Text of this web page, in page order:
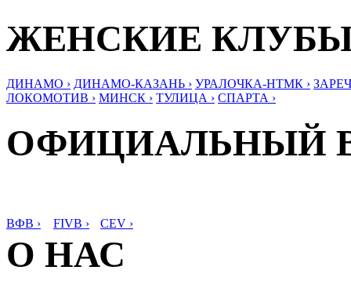
ЖЕНСКИЕ
ДИНАМО › ДИНАМО-КАЗАНЬ › УРАЛОЧКА-НТМК ›
ЛОКОМОТИВ › МИНСК › ТУЛИЦА › СПАРТА ›
ОФИЦИАЛЬНЫЙ
ВФВ › FIVB › CEV ›
О НАС